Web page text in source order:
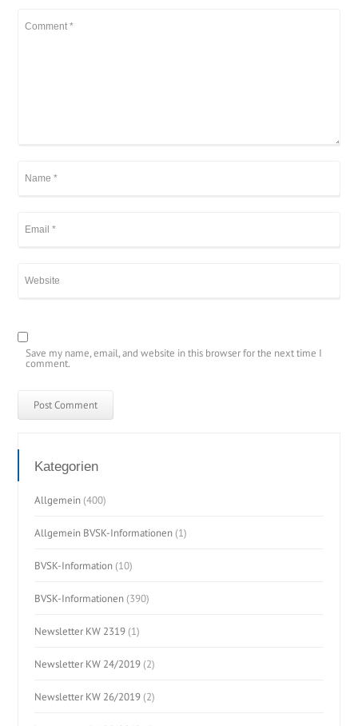
Save my name, email, and website in this browser for the next time I
comment.
Kategorien
Allgemein (400)
Allgemein BVSK-Informationen (1)
BVSK-Information (10)
BVSK-Informationen (390)
Newsletter KW 2319 (1)
Newsletter KW 24/2019 (2)
Newsletter KW 26/2019 (2)